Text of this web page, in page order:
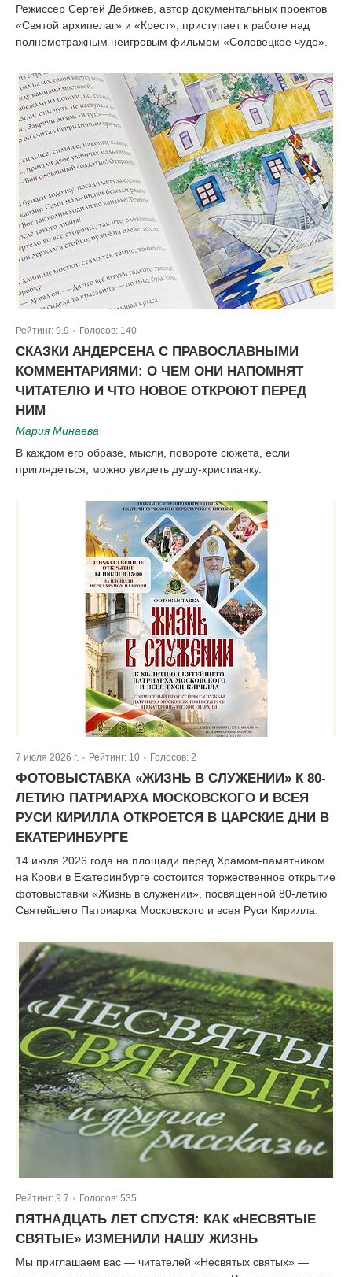
Режиссер Сергей Дебижев, автор документальных проектов
«Святой архипелаг» и «Крест», приступает к работе над
полнометражным неигровым фильмом «Соловецкое чудо».
Рейтинг: 9.9 Голосов: 140
СКАЗКИ АНДЕРСЕНА С ПРАВОСЛАВНЫМИ
КОММЕНТАРИЯМИ: О ЧЕМ ОНИ НАПОМНЯТ
ЧИТАТЕЛЮ И ЧТО НОВОЕ ОТКРОЮТ ПЕРЕД
НИМ
Мария Минаева
В каждом его образе, мысли, повороте сюжета, если
приглядеться, можно увидеть душу-христианку.
7 июля 2026 г. | Рейтинг: 10 Голосов: 2
ФОТОВЫСТАВКА «ЖИЗНЬ В СЛУЖЕНИИ» К 80-
ЛЕТИЮ ПАТРИАРХА МОСКОВСКОГО И ВСЕЯ
РУСИ КИРИЛЛА ОТКРОЕТСЯ В ЦАРСКИЕ ДНИ В
ЕКАТЕРИНБУРГЕ
14 июля 2026 года на площади перед Храмом-памятником
на Крови в Екатеринбурге состоится торжественное открытие
фотовыставки «Жизнь в служении», посвященной 80-летию
Святейшего Патриарха Московского и всея Руси Кирилла.
Рейтинг: 9.7 Голосов: 535
ПЯТНАДЦАТЬ ЛЕТ СПУСТЯ: КАК «НЕСВЯТЫЕ
СВЯТЫЕ» ИЗМЕНИЛИ НАШУ ЖИЗНЬ
Мы приглашаем вас — читателей «Несвятых святых» —